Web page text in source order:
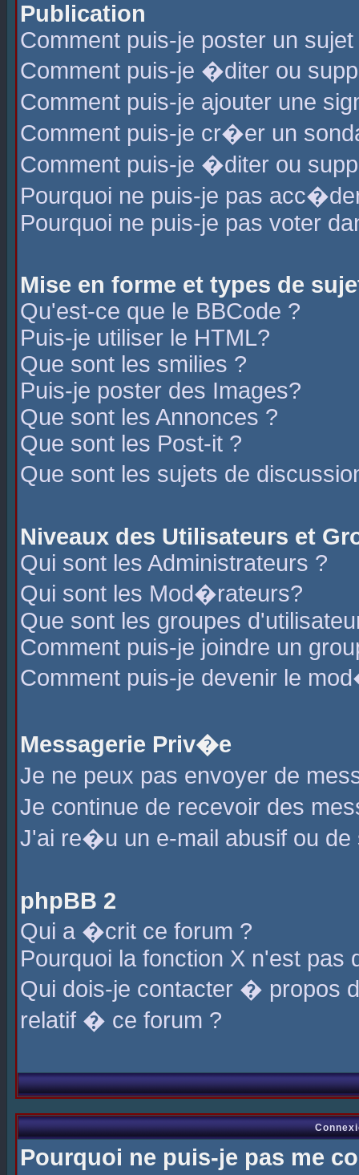
Publication
Comment puis-je poster un
Comment puis-je �diter ou
Comment puis-je ajouter une
Comment puis-je cr�er un
Comment puis-je �diter ou
Pourquoi ne puis-je pas
Pourquoi ne puis-je pas voter
Mise en forme et types de
Qu'est-ce que le BBCode ?
Puis-je utiliser le HTML?
Que sont les smilies ?
Puis-je poster des Images?
Que sont les Annonces ?
Que sont les Post-it ?
Que sont les sujets de
Niveaux des Utilisateurs et
Qui sont les Administrateurs ?
Qui sont les Mod�rateurs?
Que sont les groupes
Comment puis-je joindre un
Comment puis-je devenir le
Messagerie Priv�e
Je ne peux pas envoyer de
Je continue de recevoir des
J'ai re�u un e-mail abusif ou de
phpBB 2
Qui a �crit ce forum ?
Pourquoi la fonction X n'est pas
Qui dois-je contacter � propos
relatif � ce forum ?
Pourquoi ne puis-je pas me